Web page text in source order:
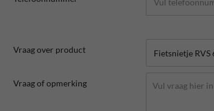
Vraag over product
Vraag of opmerking